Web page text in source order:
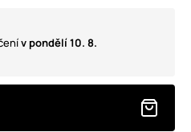
v pondělí 10. 8.